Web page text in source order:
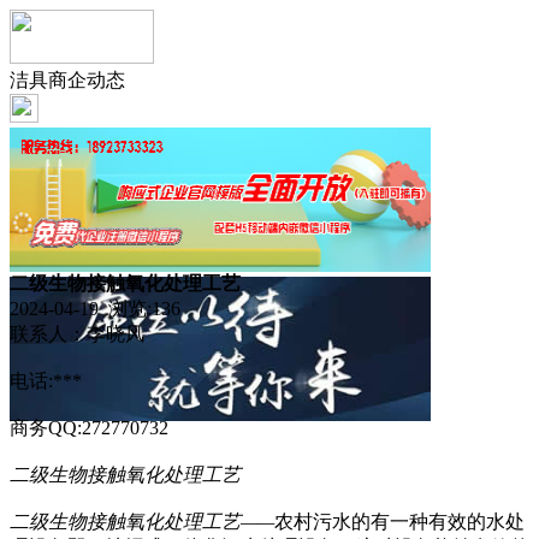
洁具商企动态
二级生物接触氧化处理工艺
2024-04-19 浏览:136
联系人：李晓风
电话:***
商务QQ:272770732
二级生物接触氧化处理工艺
二级生物接触氧化处理工艺——农村污水的有一种有效的水处